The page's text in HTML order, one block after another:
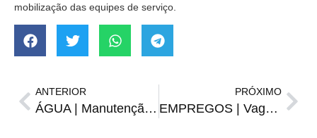
mobilização das equipes de serviço.
ANTERIOR
ÁGUA | Manutenção em estação de tratamento afetará abastecimento nesta quinta
PRÓXIMO
EMPREGOS | Vagas do Sine para terça-feira, 19 de março